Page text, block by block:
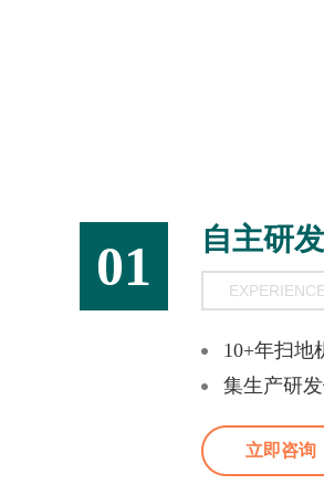
01 自主研
10+年扫地
集生产研
立即咨询